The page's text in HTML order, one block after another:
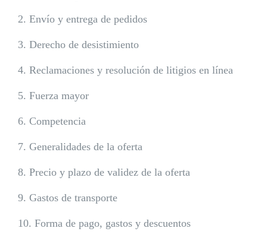
2. Envío y entrega de pedidos
3. Derecho de desistimiento
4. Reclamaciones y resolución de litigios en línea
5. Fuerza mayor
6. Competencia
7. Generalidades de la oferta
8. Precio y plazo de validez de la oferta
9. Gastos de transporte
10. Forma de pago, gastos y descuentos